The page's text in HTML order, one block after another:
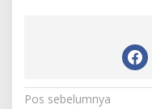
N
Pos sebelumnya